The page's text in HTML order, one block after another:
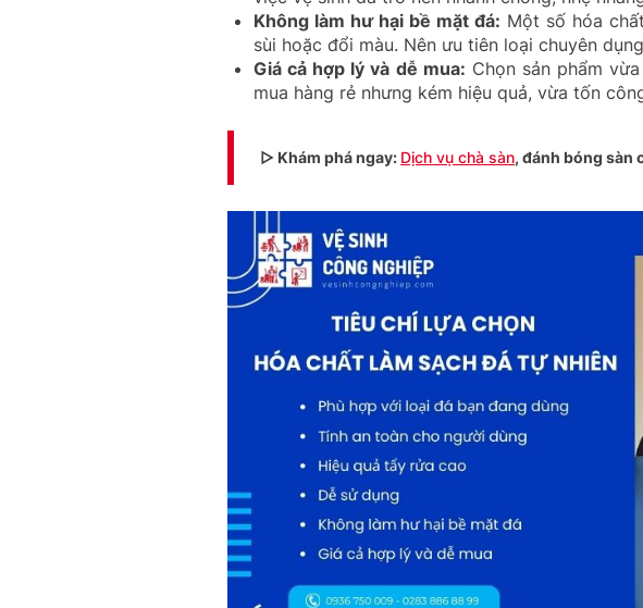
Không làm hư hại bề mặt đá: Một số hóa
sùi hoặc đổi màu. Nên ưu tiên loại chuyên
Giá cả hợp lý và dễ mua: Chọn sản phẩm
mua hàng rẻ nhưng kém hiệu quả, vừa tốn
▷ Khám phá ngay: Dịch vụ chà sàn, đánh bóng sàn